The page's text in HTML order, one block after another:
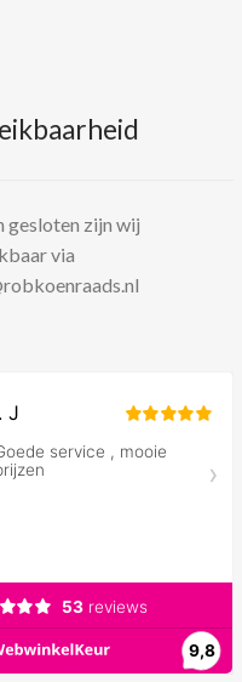
gesloten zijn wij
via